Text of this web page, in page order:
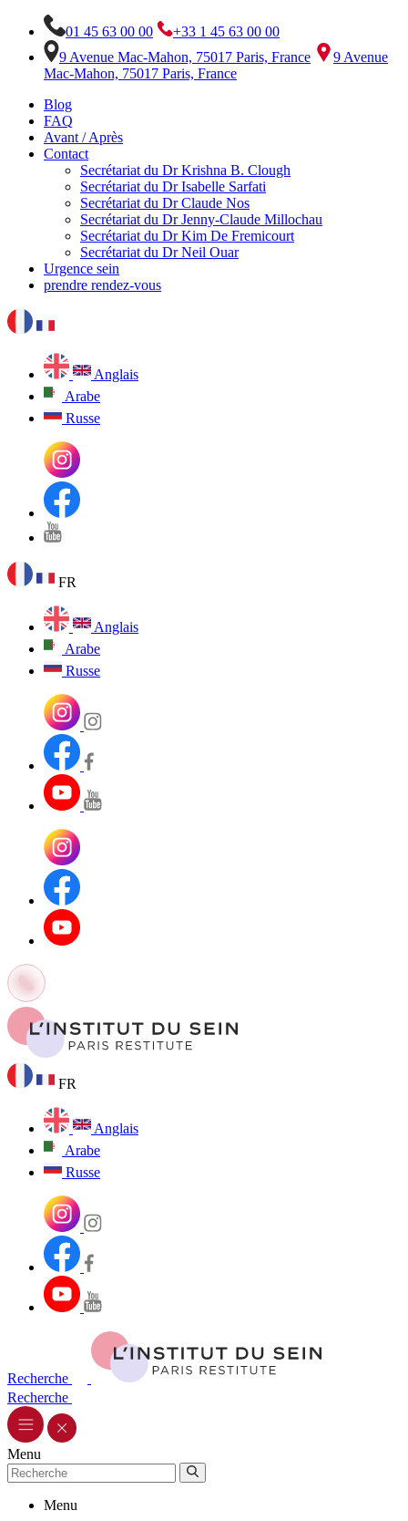
01 45 63 00 00
+33 1 45 63 00 00
9 Avenue Mac-Mahon, 75017 Paris, France
9 Avenue
Mac-Mahon, 75017 Paris, France
Blog
FAQ
Avant / Après
Contact
Secrétariat du Dr Krishna B. Clough
Secrétariat du Dr Isabelle Sarfati
Secrétariat du Dr Claude Nos
Secrétariat du Dr Jenny-Claude Millochau
Secrétariat du Dr Kim De Fremicourt
Secrétariat du Dr Neil Ouar
Urgence sein
prendre rendez-vous
Anglais
Arabe
Russe
FR
Anglais
Arabe
Russe
FR
Anglais
Arabe
Russe
Recherche
Recherche
Menu
Menu